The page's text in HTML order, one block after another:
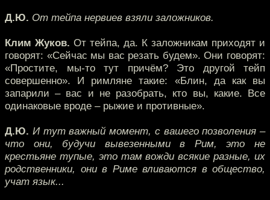
Д.Ю. От тейпа нервиев взяли заложников.
Клим Жуков. От тейпа, да. К заложникам приходят и
говорят: «Сейчас мы вас резать будем». Они говорят:
«Простите, мы-то тут причём? Это другой тейп
совершенно». И римляне такие: «Блин, да как вы
запарили – вас и не разобрать, кто вы, какие. Все
одинаковые вроде – рыжие и противные».
Д.Ю. И тут важный момент, с вашего позволения –
что они, будучи вывезенными в Рим, это не
крестьяне тупые, это там вожди всякие разные, их
родственники, они в Риме вливаются в общество,
учат язык...